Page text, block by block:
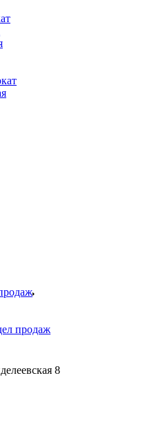
продаж
8